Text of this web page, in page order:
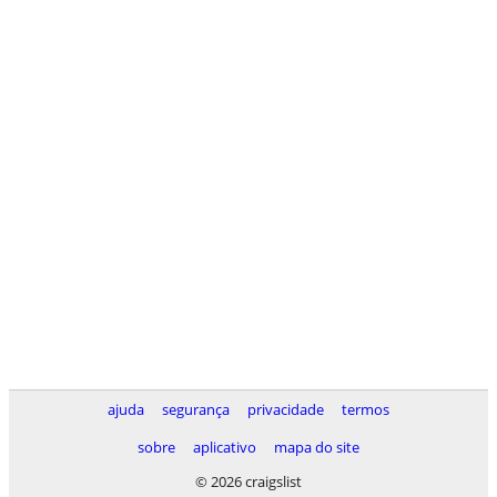
ajuda segurança privacidade
termos
sobre
aplicativo
mapa do site
© 2026 craigslist